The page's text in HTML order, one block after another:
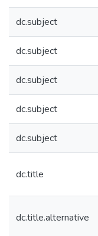
dc.subject
dc.subject
dc.subject
dc.subject
dc.subject
dc.title
dc.title.alternative